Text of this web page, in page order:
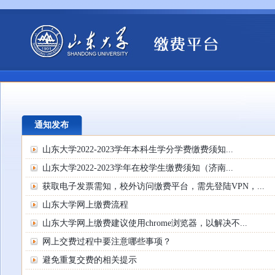
通知发布
山东大学2022-2023学年本科生学分学费缴费须知...
山东大学2022-2023学年在校学生缴费须知（济南...
获取电子发票需知，校外访问缴费平台，需先登陆VPN，...
山东大学网上缴费流程
山东大学网上缴费建议使用chrome浏览器，以解决不...
网上交费过程中要注意哪些事项？
避免重复交费的相关提示